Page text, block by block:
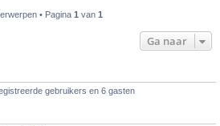
• Pagina 1 van 1
Ga naar
gebruikers en 6 gasten